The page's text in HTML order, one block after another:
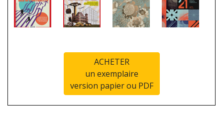
ACHETER
un exemplaire
version papier ou PDF